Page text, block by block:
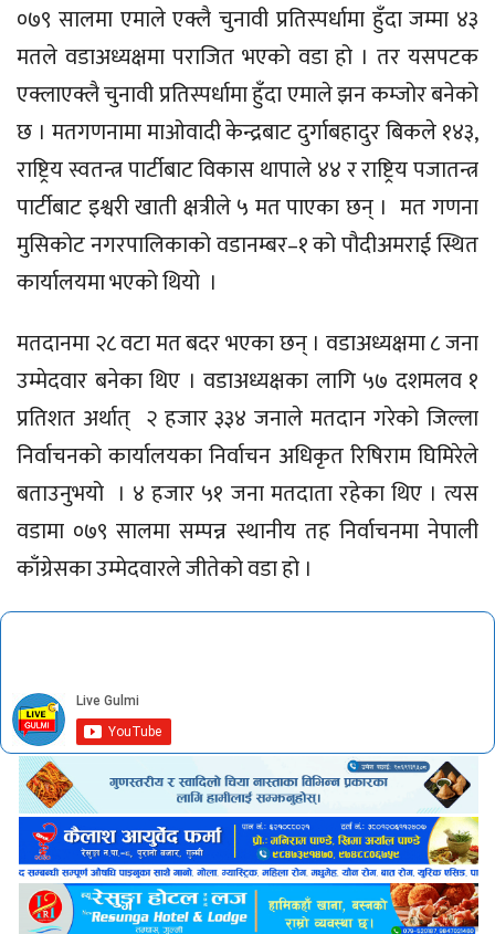
०७९ सालमा एमाले एक्लै चुनावी प्रतिस्पर्धामा हुँदा जम्मा ४३
मतले वडाअध्यक्षमा पराजित भएको वडा हो । तर यसपटक
एक्लाएक्लै चुनावी प्रतिस्पर्धामा हुँदा एमाले झन कम्जोर बनेको
छ । मतगणनामा माओवादी केन्द्रबाट दुर्गाबहादुर बिकले १४३,
राष्ट्रिय स्वतन्त्र पार्टीबाट विकास थापाले ४४ र राष्ट्रिय पजातन्त्र
पार्टीबाट इश्वरी खाती क्षत्रीले ५ मत पाएका छन् । मत गणना
मुसिकोट नगरपालिकाको वडानम्बर–१ को पौदीअमराई स्थित
कार्यालयमा भएको थियो ।
मतदानमा २८ वटा मत बदर भएका छन् । वडाअध्यक्षमा ८ जना
उम्मेदवार बनेका थिए । वडाअध्यक्षका लागि ५७ दशमलव १
प्रतिशत अर्थात् २ हजार ३३४ जनाले मतदान गरेको जिल्ला
निर्वाचनको कार्यालयका निर्वाचन अधिकृत रिषिराम घिमिरेले
बताउनुभयो । ४ हजार ५१ जना मतदाता रहेका थिए । त्यस
वडामा ०७९ सालमा सम्पन्न स्थानीय तह निर्वाचनमा नेपाली
काँग्रेसका उम्मेदवारले जीतेको वडा हो ।